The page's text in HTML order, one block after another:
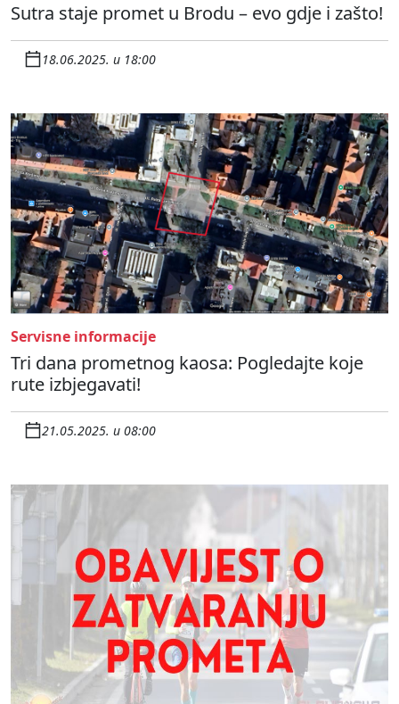
Sutra staje promet u Brodu – evo gdje i zašto!
18.06.2025. u 18:00
Servisne informacije
Tri dana prometnog kaosa: Pogledajte koje
rute izbjegavati!
21.05.2025. u 08:00